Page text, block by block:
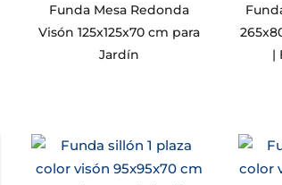
Funda Mesa Redonda
Visón 125x125x70 cm para
Jardín
|